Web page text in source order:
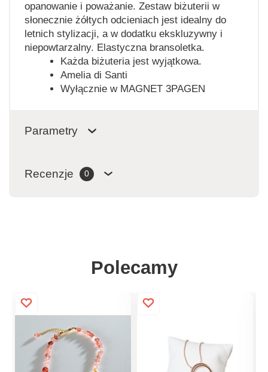
opanowanie i poważanie. Zestaw biżuterii w
słonecznie żółtych odcieniach jest idealny do
letnich stylizacji, a w dodatku ekskluzywny i
niepowtarzalny. Elastyczna bransoletka.
Każda biżuteria jest wyjątkowa.
Amelia di Santi
Wyłącznie w MAGNET 3PAGEN
Parametry
Recenzje 0
Polecamy